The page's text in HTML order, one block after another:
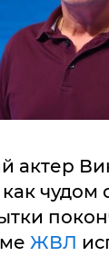
актер
чудом
ЖВЛ